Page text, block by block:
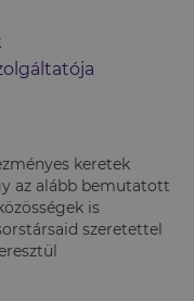
keretek
az alább bemutatott
is
szeretettel